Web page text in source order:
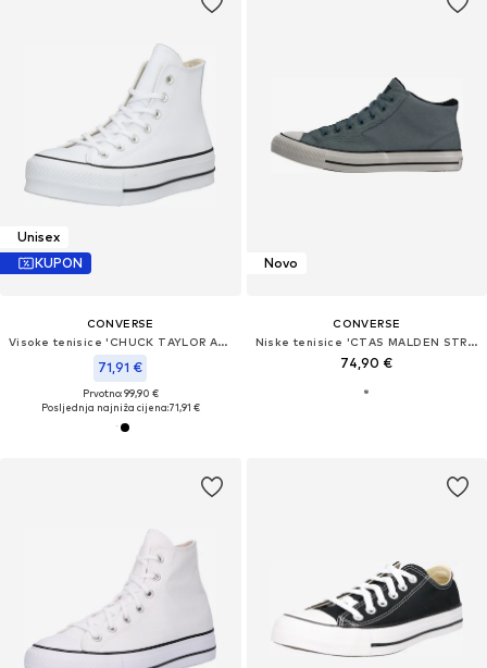
Unisex
KUPON
CONVERSE
Visoke tenisice 'CHUCK TAYLOR ALL STAR LIFT'
71,91 €
Prvotno: 99,90 €
Posljednja najniža cijena:71,91 €
Novo
CONVERSE
Niske tenisice 'CTAS MALDEN STREET'
74,90 €